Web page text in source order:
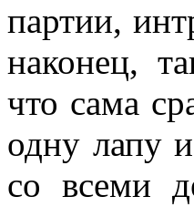
партии,
наконец,
что сама
одну лапу
со всеми